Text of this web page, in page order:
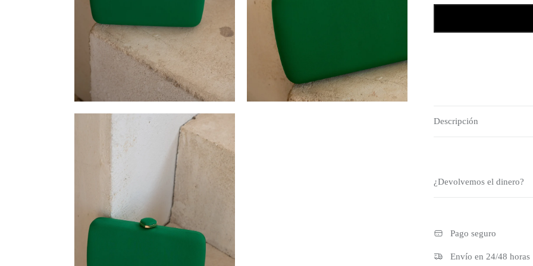
Descripción
¿Devolvemos el dinero?
Pago seguro
Envío en 24/48 horas